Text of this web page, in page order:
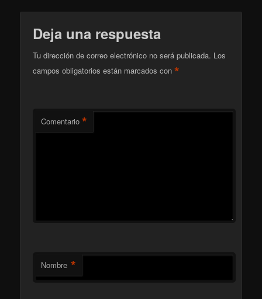
Deja una respuesta
Tu dirección de correo electrónico no será publicada. Los
campos obligatorios están marcados con*
Comentario *
Nombre *